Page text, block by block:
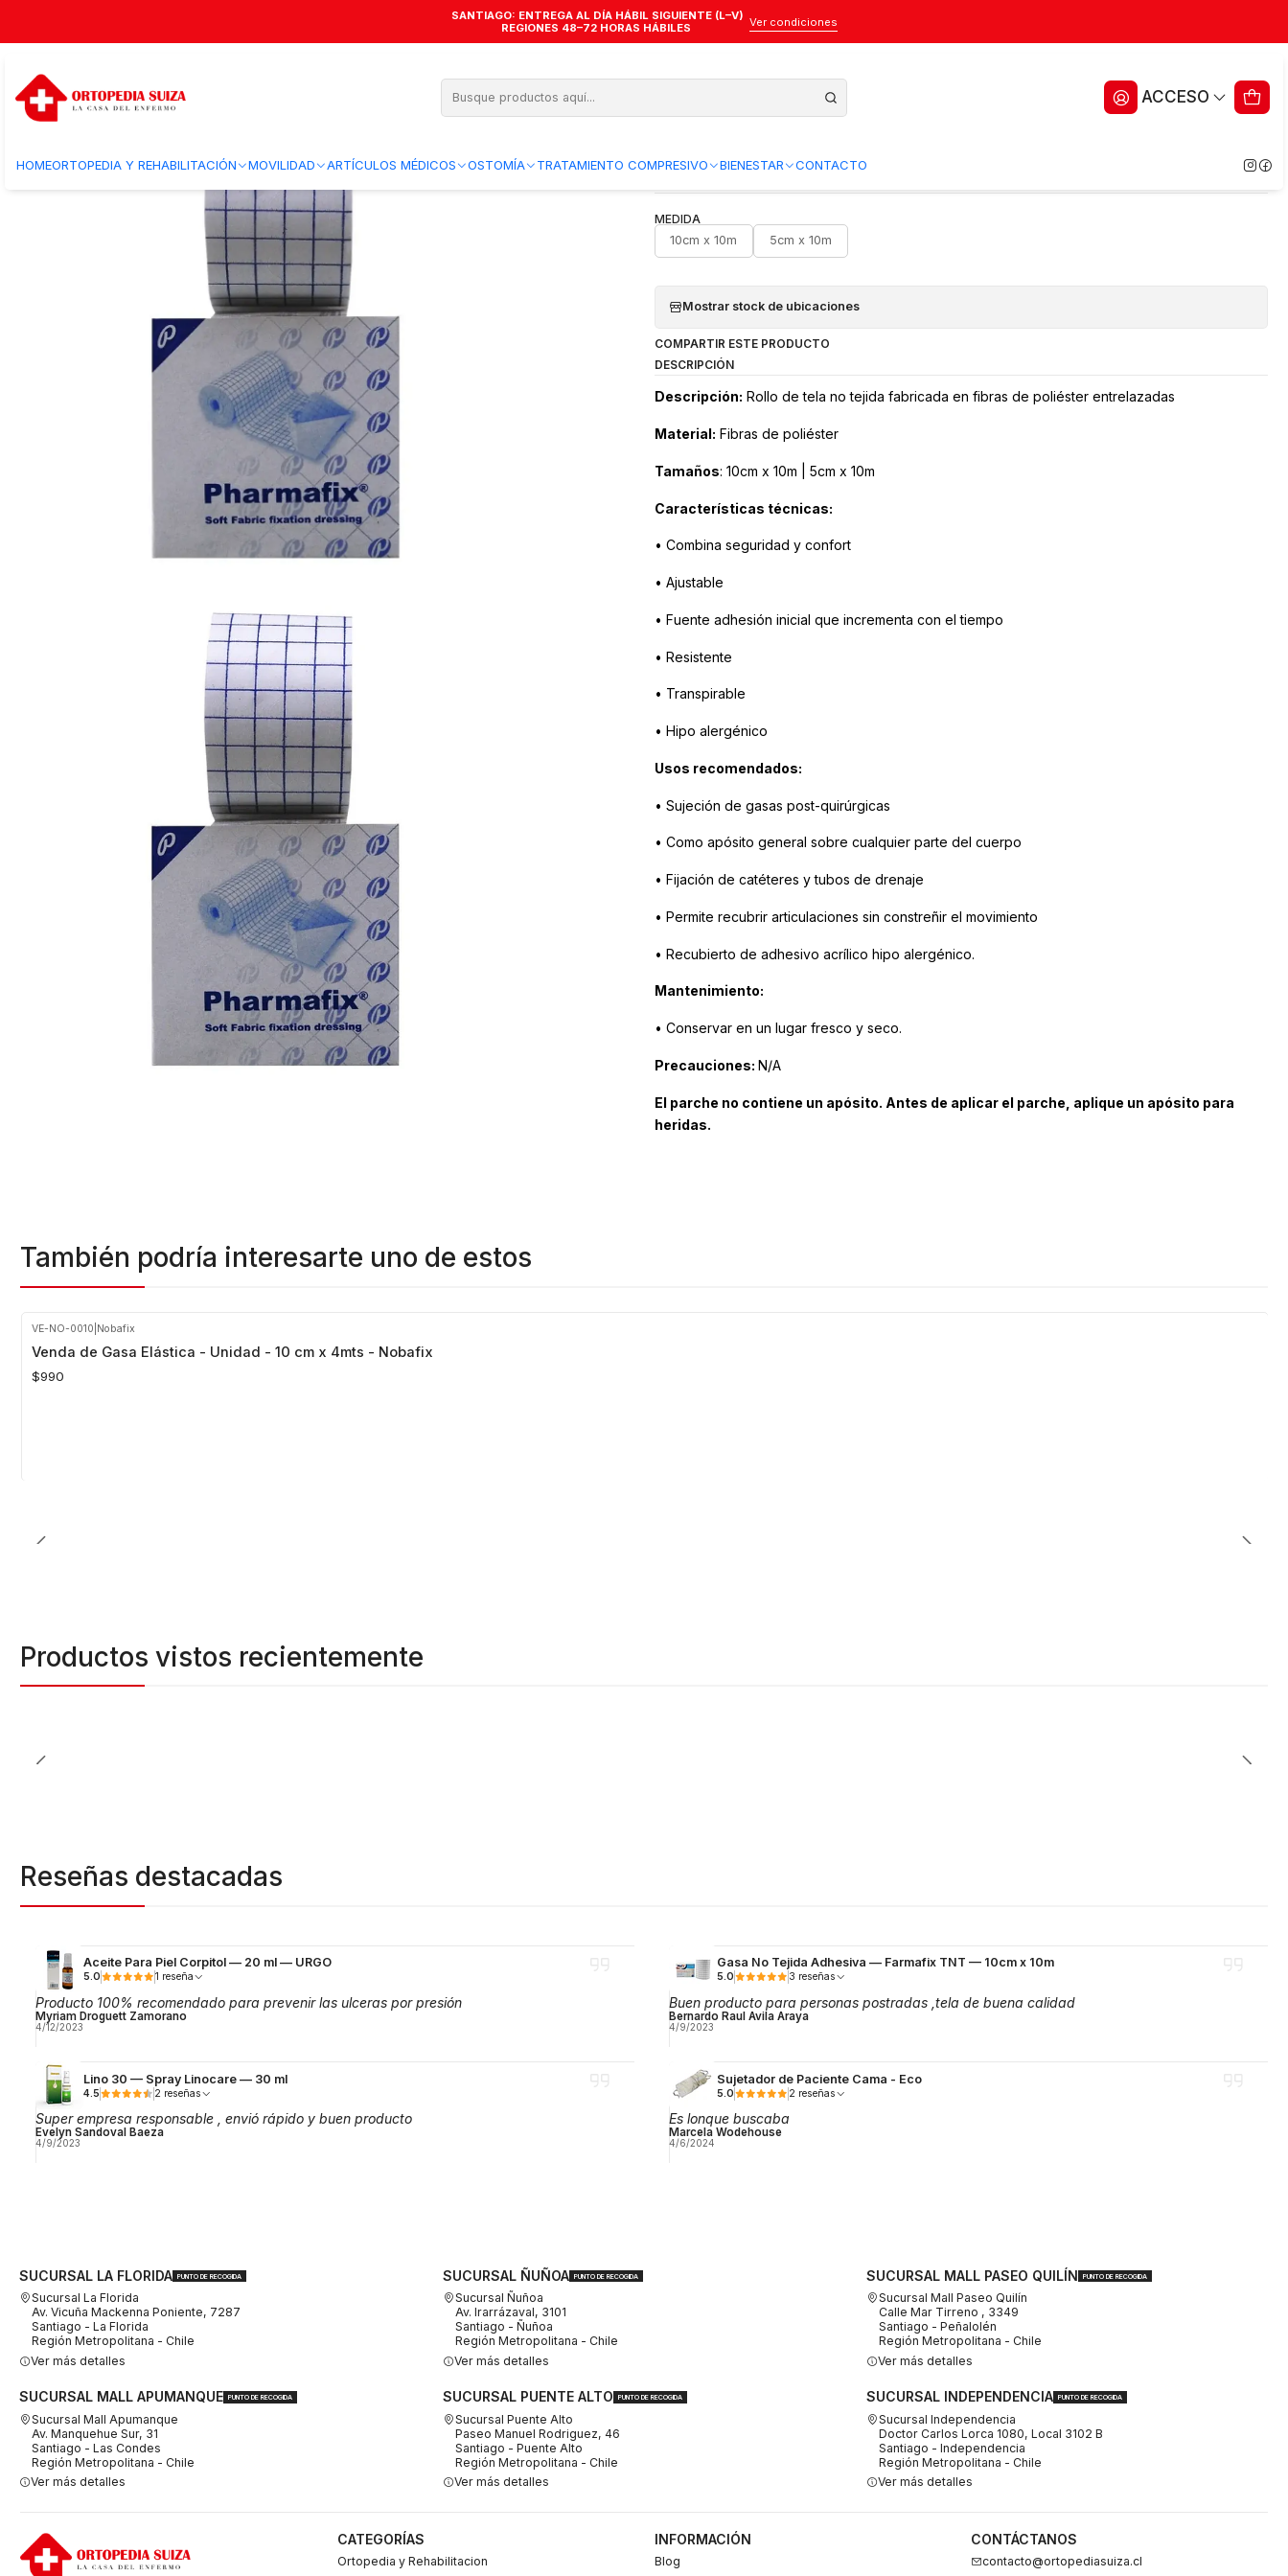
ACCESO
HOMEORTOPEDIA Y REHABILITACIÓN MOVILIDAD ARTÍCULOS MÉDICOS OSTOMÍA TRATAMIENTO COMPRESIVO BIENESTAR CONTACTO
SANTIAGO: ENTREGA AL DÍA HÁBIL SIGUIENTE (L–V)
REGIONES 48–72 HORAS HÁBILES
Ver condiciones
Venda Gasa Elástica Adhesiva Pharmafix – Medidas
Venda Gasa Elástica Adhesiva Pharmafix –
Agregar a la lista de favoritos
MEDIDA
10cm x 10m
5cm x 10m
Mostrar stock de ubicaciones
COMPARTIR ESTE PRODUCTO
DESCRIPCIÓN
Descripción: Rollo de tela no tejida fabricada en fibras de poliéster entrelazadas
Material: Fibras de poliéster
Tamaños: 10cm x 10m | 5cm x 10m
Características técnicas:
• Combina seguridad y confort
• Ajustable
• Fuente adhesión inicial que incrementa con el tiempo
• Resistente
• Transpirable
• Hipo alergénico
Usos recomendados:
• Sujeción de gasas post-quirúrgicas
• Como apósito general sobre cualquier parte del cuerpo
• Fijación de catéteres y tubos de drenaje
• Permite recubrir articulaciones sin constreñir el movimiento
• Recubierto de adhesivo acrílico hipo alergénico.
Mantenimiento:
• Conservar en un lugar fresco y seco.
Precauciones: N/A
El parche no contiene un apósito. Antes de aplicar el parche, aplique un apósito para
heridas.
También podría interesarte uno de estos
VE-NO-0010 Nobafix
Venda de Gasa Elástica - Unidad - 10 cm x 4mts - Nobafix
$990
Productos vistos recientemente
Reseñas destacadas
Aceite Para Piel Corpitol — 20 ml — URGO
5.0 1 reseña
Producto 100% recomendado para prevenir las ulceras por presión
Myriam Droguett Zamorano
4/12/2023
Gasa No Tejida Adhesiva — Farmafix TNT — 10cm x 10m
5.0 3 reseñas
Buen producto para personas postradas ,tela de buena calidad
Bernardo Raul Avila Araya
4/9/2023
Lino 30 — Spray Linocare — 30 ml
4.5 2 reseñas
Super empresa responsable , envió rápido y buen producto
Evelyn Sandoval Baeza
4/9/2023
Sujetador de Paciente Cama - Eco
5.0 2 reseñas
Es lonque buscaba
Marcela Wodehouse
4/6/2024
SUCURSAL LA FLORIDA PUNTO DE RECOGIDA
Sucursal La Florida
Av. Vicuña Mackenna Poniente, 7287
Santiago - La Florida
Región Metropolitana - Chile
Ver más detalles
SUCURSAL ÑUÑOA PUNTO DE RECOGIDA
Sucursal Ñuñoa
Av. Irarrázaval, 3101
Santiago - Ñuñoa
Región Metropolitana - Chile
Ver más detalles
SUCURSAL MALL PASEO QUILÍN PUNTO DE RECOGIDA
Sucursal Mall Paseo Quilín
Calle Mar Tirreno , 3349
Santiago - Peñalolén
Región Metropolitana - Chile
Ver más detalles
SUCURSAL MALL APUMANQUE PUNTO DE RECOGIDA
Sucursal Mall Apumanque
Av. Manquehue Sur, 31
Santiago - Las Condes
Región Metropolitana - Chile
Ver más detalles
SUCURSAL PUENTE ALTO PUNTO DE RECOGIDA
Sucursal Puente Alto
Paseo Manuel Rodriguez, 46
Santiago - Puente Alto
Región Metropolitana - Chile
Ver más detalles
SUCURSAL INDEPENDENCIA PUNTO DE RECOGIDA
Sucursal Independencia
Doctor Carlos Lorca 1080, Local 3102 B
Santiago - Independencia
Región Metropolitana - Chile
Ver más detalles
CATEGORÍAS
Ortopedia y Rehabilitacion
INFORMACIÓN
Blog
CONTÁCTANOS
contacto@ortopediasuiza.cl